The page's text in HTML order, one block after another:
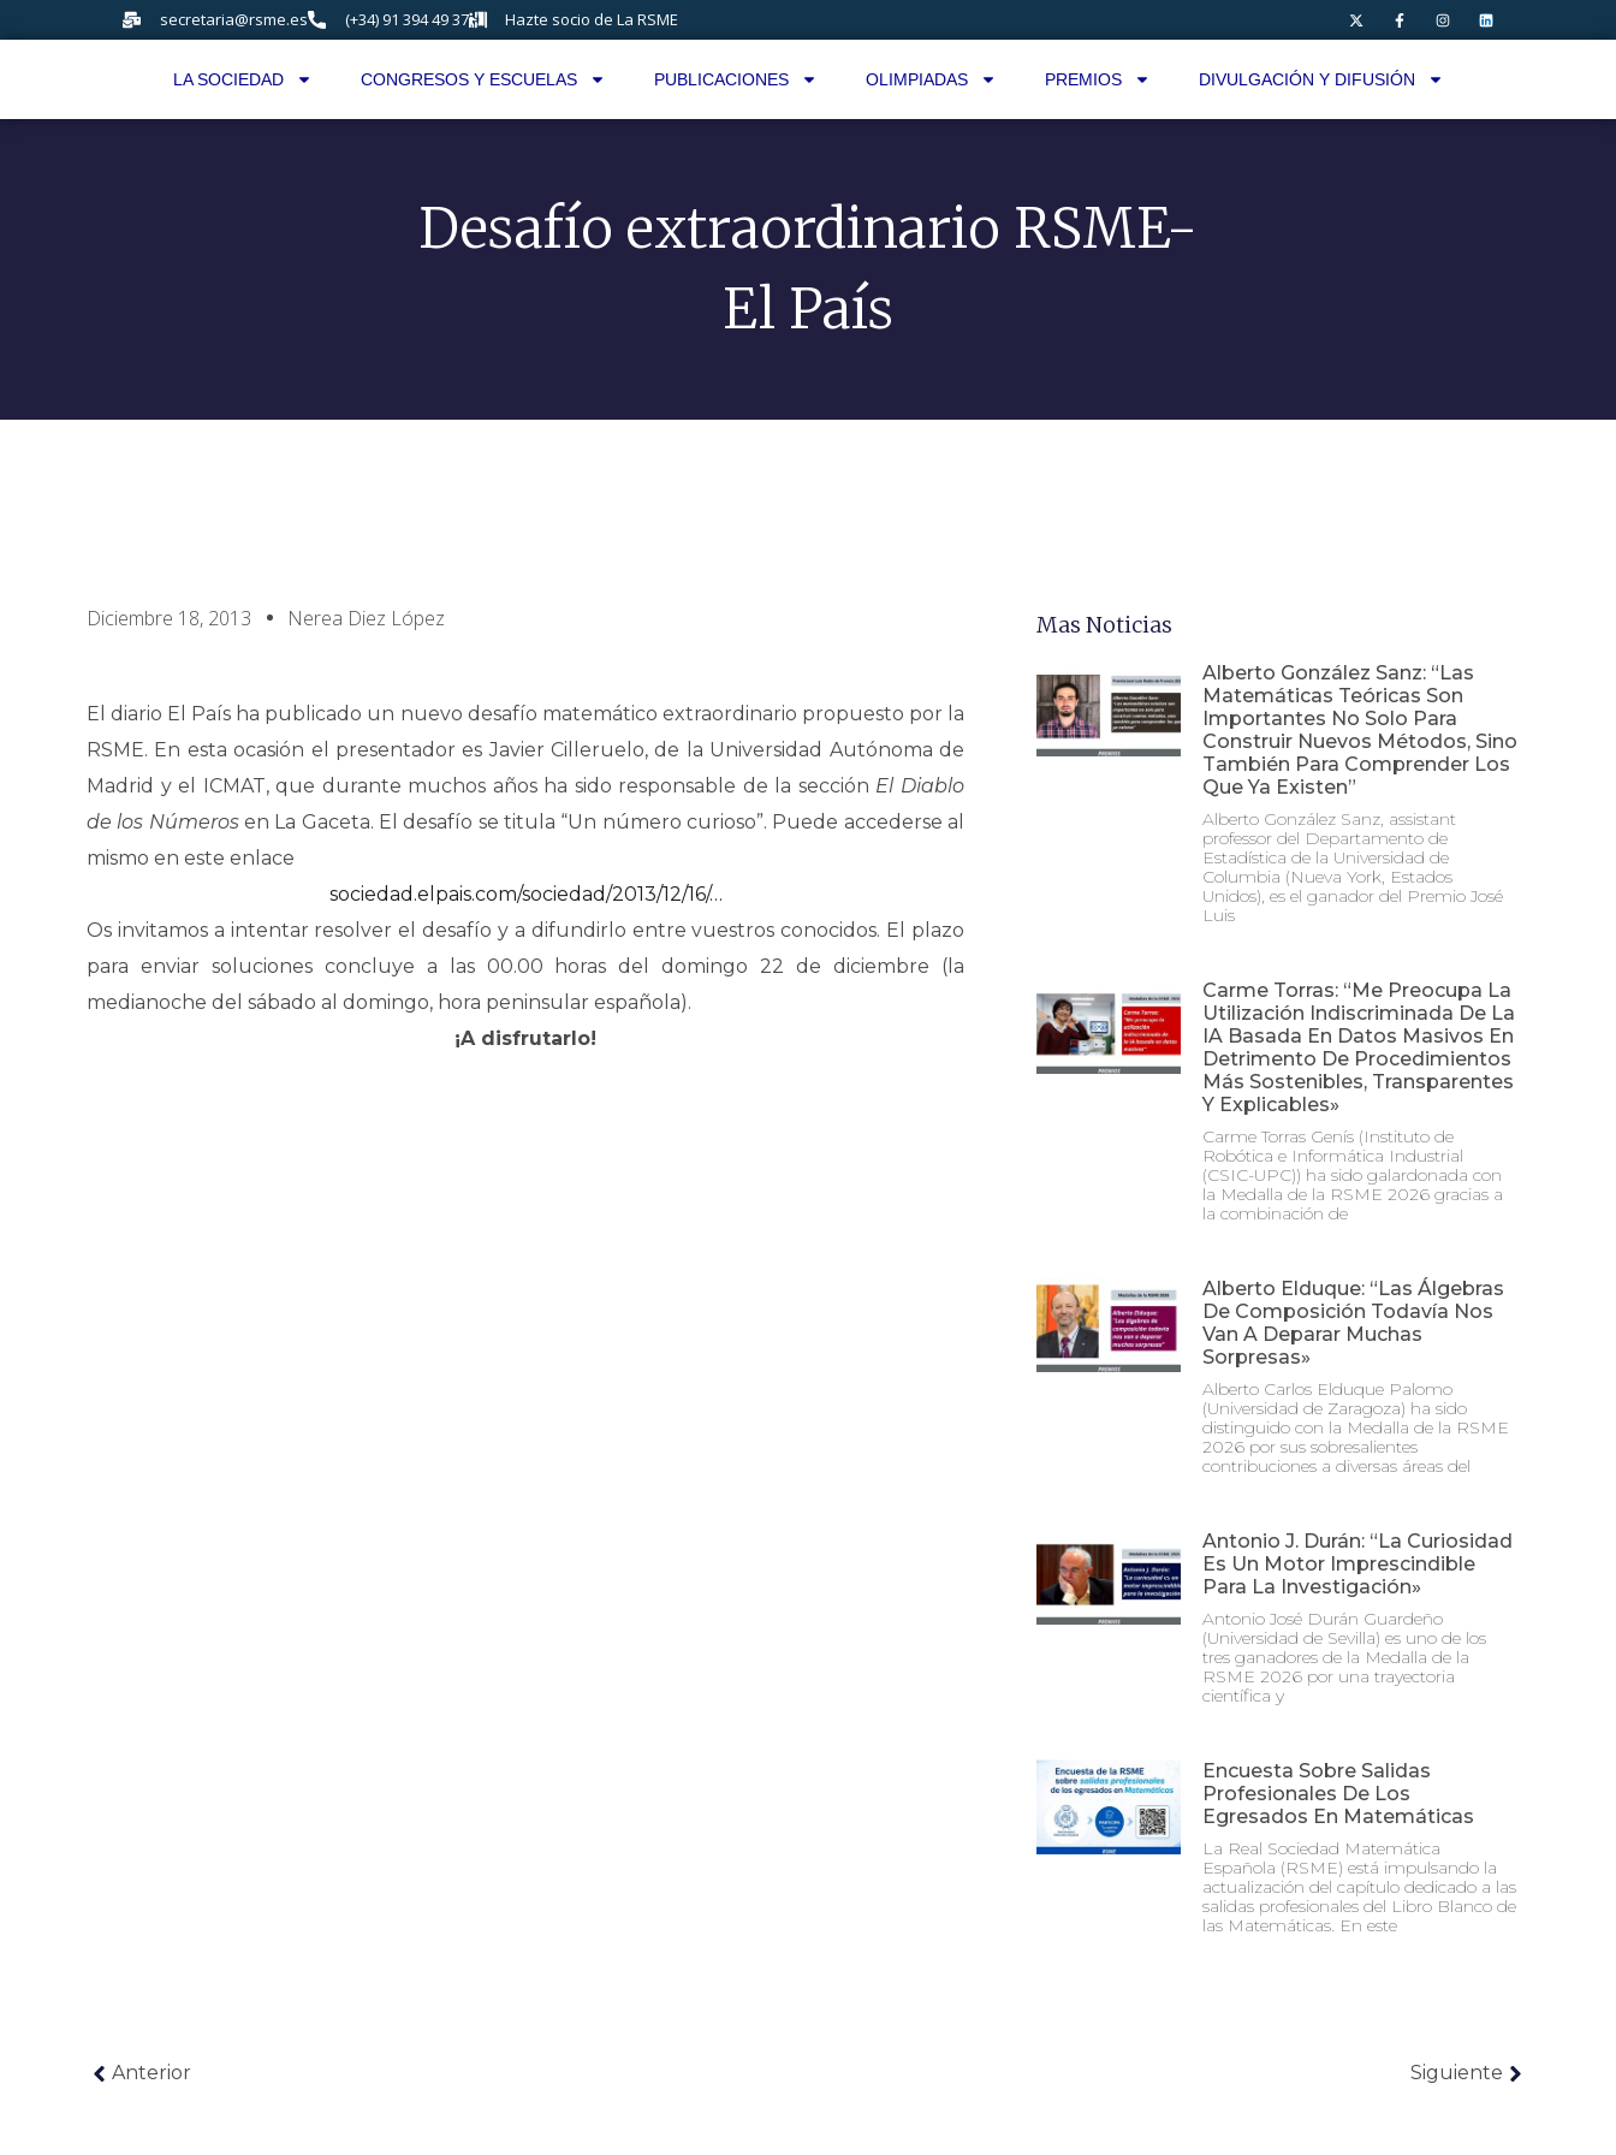
secretaria@rsme.es (+34) 91 394 49 37 Hazte socio de La RSME
LA SOCIEDAD CONGRESOS Y ESCUELAS PUBLICACIONES OLIMPIADAS PREMIOS DIVULGACIÓN Y DIFUSIÓN
Desafío extraordinario RSME-
El País
Diciembre 18, 2013 Nerea Diez López
El diario El País ha publicado un nuevo desafío matemático extraordinario propuesto por la
RSME. En esta ocasión el presentador es Javier Cilleruelo, de la Universidad Autónoma de
Madrid y el ICMAT, que durante muchos años ha sido responsable de la sección El Diablo
de los Númerosen La Gaceta. El desafío se titula “Un número curioso”. Puede accederse al
mismo en este enlace
sociedad.elpais.com/sociedad/2013/12/16/…
Os invitamos a intentar resolver el desafío y a difundirlo entre vuestros conocidos. El plazo
para enviar soluciones concluye a las 00.00 horas del domingo 22 de diciembre (la
medianoche del sábado al domingo, hora peninsular española).
¡A disfrutarlo!
Mas Noticias
Alberto González Sanz: “Las
Matemáticas Teóricas Son
Importantes No Solo Para
Construir Nuevos Métodos, Sino
También Para Comprender Los
Que Ya Existen”
Alberto González Sanz, assistant
professor del Departamento de
Estadística de la Universidad de
Columbia (Nueva York, Estados
Unidos), es el ganador del Premio José
Luis
Carme Torras: “Me Preocupa La
Utilización Indiscriminada De La
IA Basada En Datos Masivos En
Detrimento De Procedimientos
Más Sostenibles, Transparentes
Y Explicables»
Carme Torras Genís (Instituto de
Robótica e Informática Industrial
(CSIC-UPC)) ha sido galardonada con
la Medalla de la RSME 2026 gracias a
la combinación de
Alberto Elduque: “Las Álgebras
De Composición Todavía Nos
Van A Deparar Muchas
Sorpresas»
Alberto Carlos Elduque Palomo
(Universidad de Zaragoza) ha sido
distinguido con la Medalla de la RSME
2026 por sus sobresalientes
contribuciones a diversas áreas del
Antonio J. Durán: “La Curiosidad
Es Un Motor Imprescindible
Para La Investigación»
Antonio José Durán Guardeño
(Universidad de Sevilla) es uno de los
tres ganadores de la Medalla de la
RSME 2026 por una trayectoria
científica y
Encuesta Sobre Salidas
Profesionales De Los
Egresados En Matemáticas
La Real Sociedad Matemática
Española (RSME) está impulsando la
actualización del capítulo dedicado a las
salidas profesionales del Libro Blanco de
las Matemáticas. En este
Anterior Siguiente